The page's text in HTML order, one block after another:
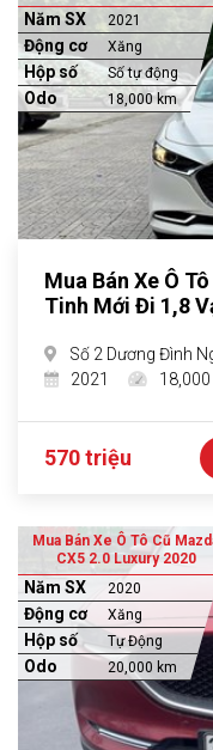
Năm SX 2021
Động cơ Xăng
Hộp số Số tự động
Odo 18,000 km
Mua Bán Xe Ô
Tinh Mới Đi 1,8
Số 2 Dương Đình
2021
570 triệu
Mua Bán Xe Ô Tô Cũ
CX5 2.0 Luxury 2020
Năm SX 2020
Động cơ Xăng
Hộp số Tự Động
Odo 20,000 km